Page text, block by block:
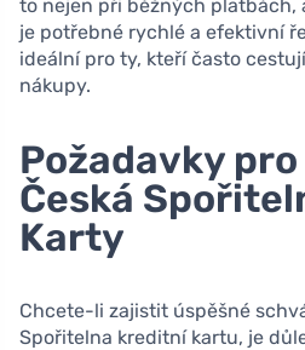
to nejen při běžných platbách,
je potřebné rychlé a efektivní
ideální pro ty, kteří často
nákupy.
Požadavky
Česká
Karty
Chcete-li zajistit úspěšné
Spořitelna kreditní kartu, je